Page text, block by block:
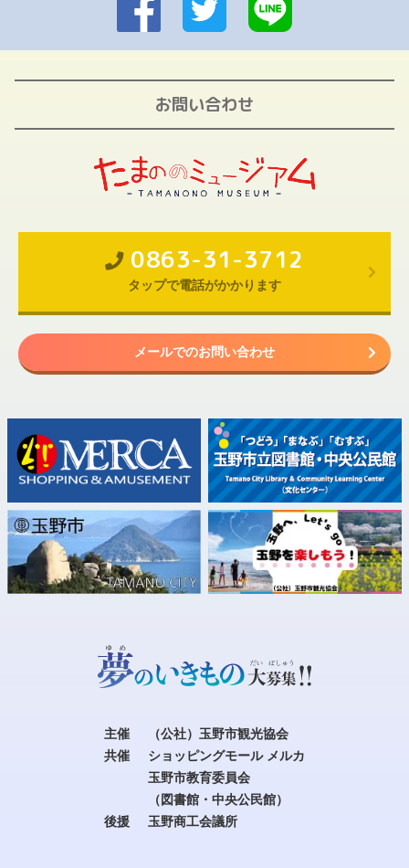
お問い合わせ
0863-31-3712
タップで電話がかかります
メールでのお問い合わせ
主催
（公社）玉野市観光協会
共催
ショッピングモール メルカ
玉野市教育委員会
（図書館・中央公民館）
後援
玉野商工会議所